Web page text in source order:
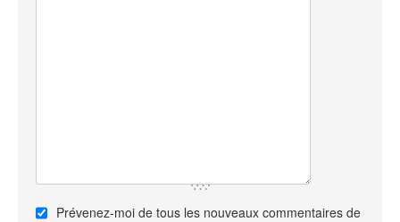
Prévenez-moi de tous les nouveaux commentaires de